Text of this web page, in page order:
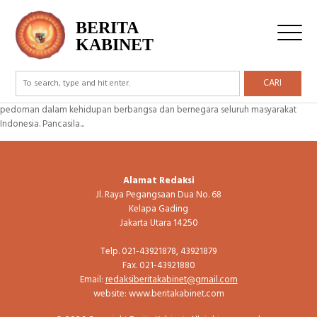
BERITA
KABINET
CARI
Tag Archive: Idiologi
Meningkatkan Implementasi Nilai-Nilai Pancasila
Pancasila adalah pilar ideologis negara Indonesia yang menjadi rumusan dan
pedoman dalam kehidupan berbangsa dan bernegara seluruh masyarakat
Indonesia. Pancasila...
Alamat Redaksi
Jl. Raya Pegangsaan Dua No. 68
Kelapa Gading
Jakarta Utara 14250
Telp. 021-43921878, 43921879
Fax. 021-43921880
Email:redaksiberitakabinet@gmail.com
website: www.beritakabinet.com